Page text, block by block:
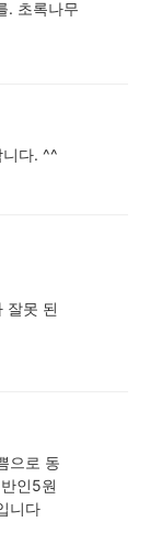
. 초록나무
다. ^^
잘못 된
으로 동
인5원
니다